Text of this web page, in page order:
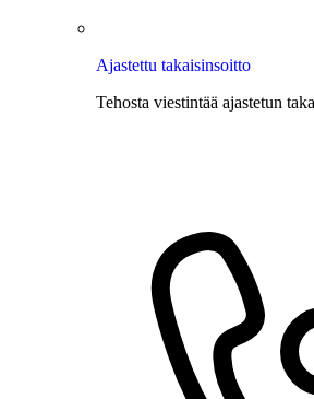
Ajastettu takaisinsoitto
Tehosta viestintää ajastetun